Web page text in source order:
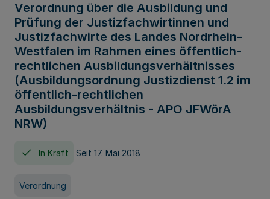
Verordnung über die Ausbildung und
Prüfung der Justizfachwirtinnen und
Justizfachwirte des Landes Nordrhein-
Westfalen im Rahmen eines öffentlich-
rechtlichen Ausbildungsverhältnisses
(Ausbildungsordnung Justizdienst 1.2 im
öffentlich-rechtlichen
Ausbildungsverhältnis - APO JFWörA
NRW)
In Kraft Seit 17. Mai 2018
Verordnung